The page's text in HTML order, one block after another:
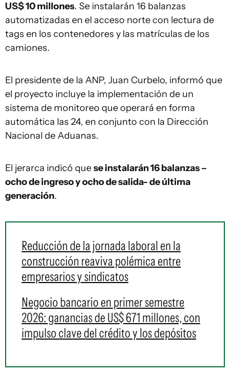
US$ 10 millones. Se instalarán 16 balanzas
automatizadas en el acceso norte con lectura de
tags en los contenedores y las matrículas de los
camiones.
El presidente de la ANP, Juan Curbelo, informó que
el proyecto incluye la implementación de un
sistema de monitoreo que operará en forma
automática las 24, en conjunto con la Dirección
Nacional de Aduanas.
El jerarca indicó quese instalarán 16 balanzas –
ocho de ingreso y ocho de salida- de última
generación.
Reducción de la jornada laboral en la
construcción reaviva polémica entre
empresarios y sindicatos
Negocio bancario en primer semestre
2026: ganancias de US$ 671 millones, con
impulso clave del crédito y los depósitos